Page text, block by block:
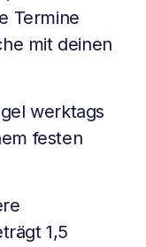
Termine
mit deinen
werktags
festen
1,5